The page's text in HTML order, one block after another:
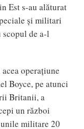
Est s-au alăturat
și militari
de a-l
operațiune
Boyce, pe atunci
Britanii, a
un război
militare 20